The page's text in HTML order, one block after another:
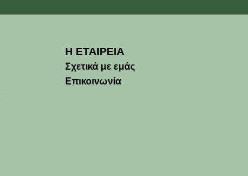
Η ΕΤΑΙΡΕΙΑ
Σχετικά με εμάς
Επικοινωνία